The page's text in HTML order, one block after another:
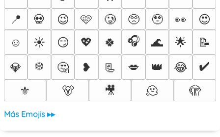
📍
💀 😉 🩷 🥲 🥺 🥹 👀
😍
☺️
☀️ 😏 💖 🍀 🎧 🌊 🌟
📝
💎
❄️ 🤔 ❥ 📃 💋 👑 😂
✔️
⚜️
🐻 🎥 🫠 🫣
Más Emojis ▸▸